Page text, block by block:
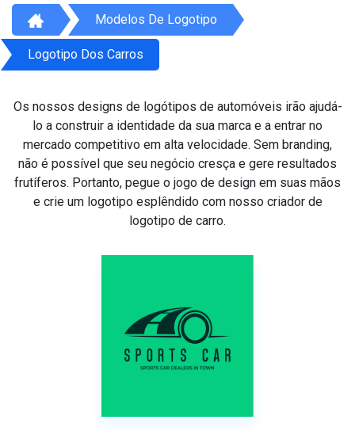
Modelos De Logotipo
Logotipo Dos Carros
Os nossos designs de logótipos de automóveis irão ajudá-
lo a construir a identidade da sua marca e a entrar no
mercado competitivo em alta velocidade. Sem branding,
não é possível que seu negócio cresça e gere resultados
frutíferos. Portanto, pegue o jogo de design em suas mãos
e crie um logotipo esplêndido com nosso criador de
logotipo de carro.